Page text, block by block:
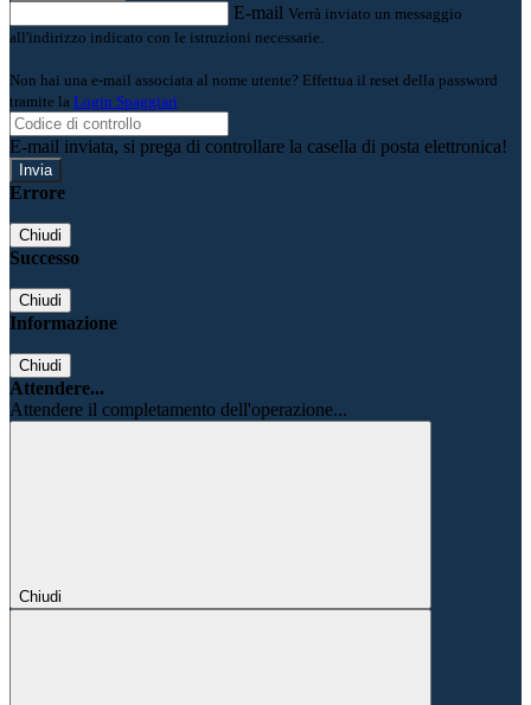
E-mail Verrà inviato un messaggio
all'indirizzo indicato con le istruzioni necessarie.
Non hai una e-mail associata al nome utente? Effettua il reset della password
tramite la Login Spaggiari
E-mail inviata, si prega di controllare la casella di posta elettronica!
Errore
Chiudi
Successo
Chiudi
Informazione
Chiudi
Attendere...
Attendere il completamento dell'operazione...
Chiudi